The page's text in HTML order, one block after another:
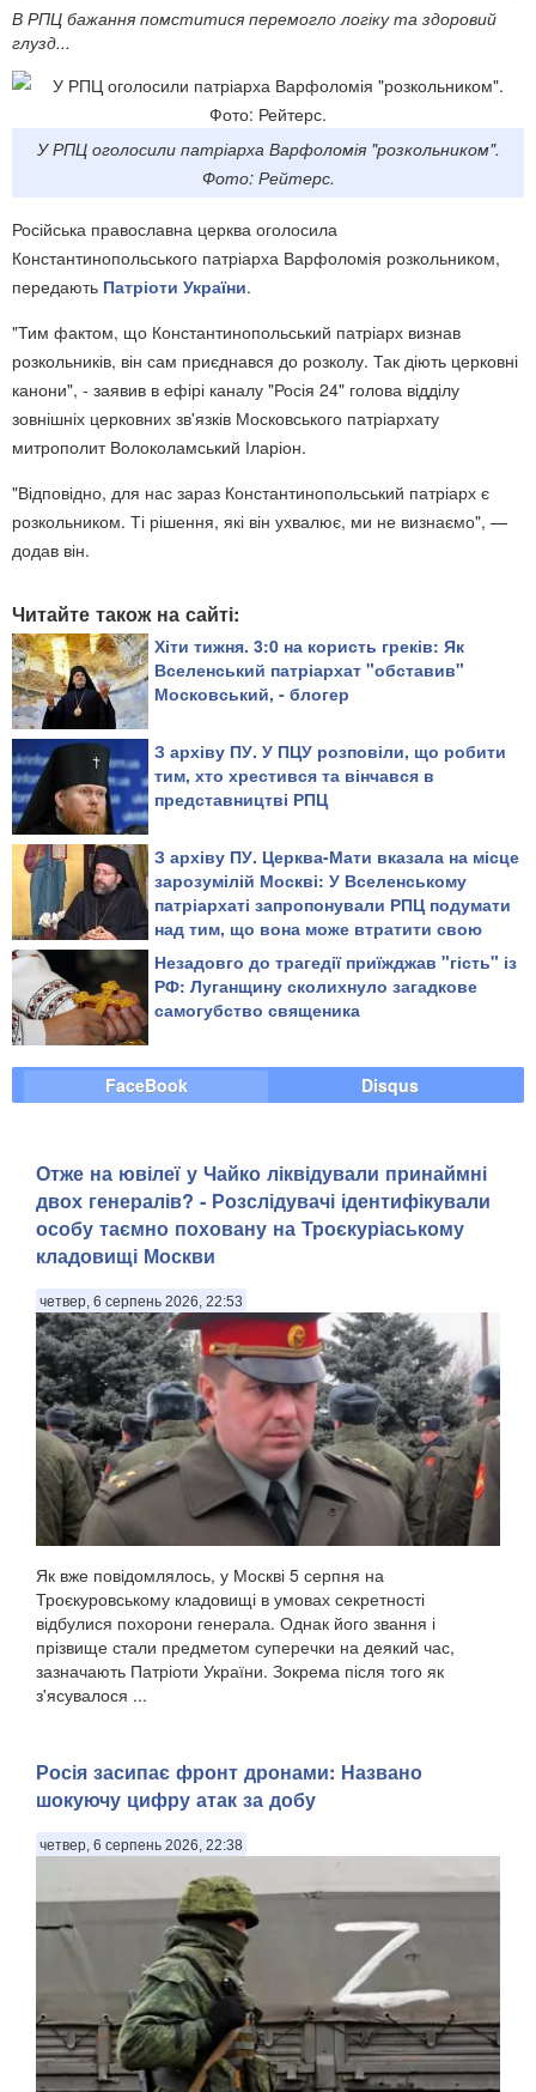
В РПЦ бажання помститися перемогло логіку та здоровий
глузд...
У РПЦ оголосили патріарха Варфоломія "розкольником".
Фото: Рейтерс.
Російська православна церква оголосила
Константинопольського патріарха Варфоломія розкольником,
передають Патріоти України.
"Тим фактом, що Константинопольський патріарх визнав
розкольників, він сам приєднався до розколу. Так діють церковні
канони", - заявив в ефірі каналу "Росія 24" голова відділу
зовнішніх церковних зв'язків Московського патріархату
митрополит Волоколамський Іларіон.
"Відповідно, для нас зараз Константинопольський патріарх є
розкольником. Ті рішення, які він ухвалює, ми не визнаємо", —
додав він.
Читайте також на сайті:
Хіти тижня. 3:0 на користь греків: Як
Вселенський патріархат "обставив"
Московський, - блогер
З архіву ПУ. У ПЦУ розповіли, що робити
тим, хто хрестився та вінчався в
представництві РПЦ​
З архіву ПУ. Церква-Мати вказала на місце
зарозумілій Москві: У Вселенському
патріархаті запропонували РПЦ подумати
над тим, що вона може втратити свою
автокефалію
Незадовго до трагедії приїжджав "гість" із
РФ: Луганщину сколихнуло загадкове
самогубство священика
FaceBook Disqus
Отже на ювілеї у Чайко ліквідували принаймні
двох генералів? - Розслідувачі ідентифікували
особу таємно поховану на Троєкуріаському
кладовищі Москви
четвер, 6 серпень 2026, 22:53
Як вже повідомлялось, у Москві 5 серпня на
Троєкуровському кладовищі в умовах секретності
відбулися похорони генерала. Однак його звання і
прізвище стали предметом суперечки на деякий час,
зазначають Патріоти України. Зокрема після того як
з'ясувалося ...
Росія засипає фронт дронами: Названо
шокуючу цифру атак за добу
четвер, 6 серпень 2026, 22:38